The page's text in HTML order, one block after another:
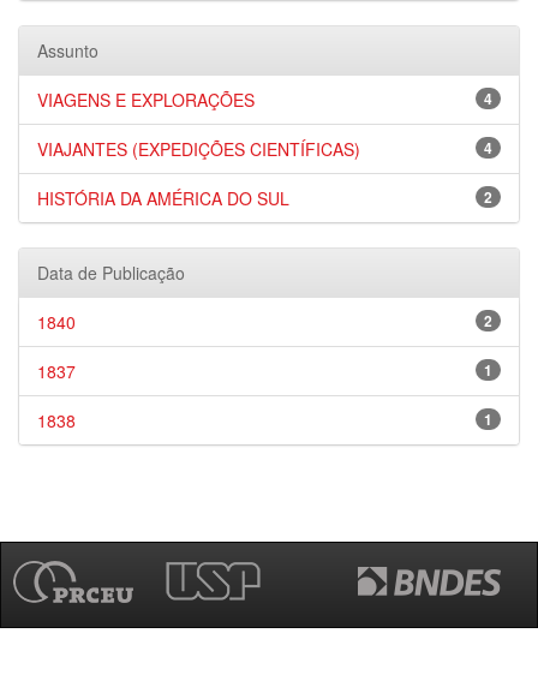
Assunto
4
VIAGENS E EXPLORAÇÕES
4
VIAJANTES (EXPEDIÇÕES CIENTÍFICAS)
2
HISTÓRIA DA AMÉRICA DO SUL
Data de Publicação
2
1840
1
1837
1
1838